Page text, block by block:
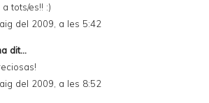
tots/es!! :)
del 2009, a les 5:42
dit...
del 2009, a les 8:52